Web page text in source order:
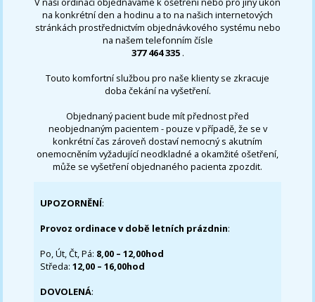
na konkrétní den a hodinu a to na našich internetových
stránkách prostřednictvím objednávkového systému nebo
na našem telefonním čísle
377 464 335 .
Touto komfortní službou pro naše klienty se zkracuje
doba čekání na vyšetření.
Objednaný pacient bude mít přednost před
neobjednaným pacientem - pouze v případě, že se v
konkrétní čas zároveň dostaví nemocný s akutním
onemocněním vyžadující neodkladné a okamžité ošetření,
může se vyšetření objednaného pacienta zpozdit.
UPOZORNĚNÍ:
Provoz ordinace v době letních prázdnin:
Po, Út, Čt, Pá: 8,00 – 12,00hod
Středa:12,00 – 16,00hod
DOVOLENÁ: